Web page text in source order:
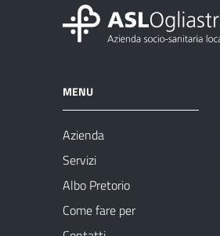
MENU
Azienda
Servizi
Albo Pretorio
Come fare per